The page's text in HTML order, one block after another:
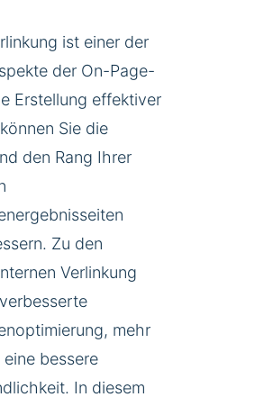
ist einer der
der On-Page-
Erstellung effektiver
Sie die
den Rang Ihrer
Zu den
Verlinkung
mehr
bessere
In diesem